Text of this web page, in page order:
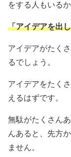
をする人もいる
「アイデアを出
アイデアがたく
るでしょう。
アイデアをたく
えるはずです。
無駄がたくさん
んあると、先方
ません。